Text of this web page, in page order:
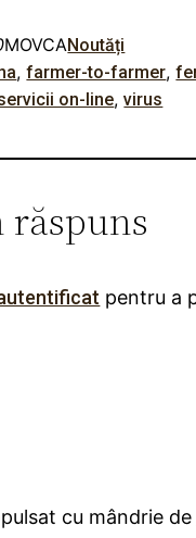
MOVCANoutăți
, farmer-to-farmer,
on-line, virus
răspuns
pentru a
cu mândrie de